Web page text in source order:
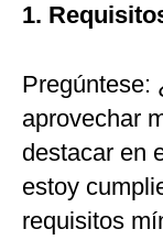
1.
Pregúntese:
aprovechar
destacar en
estoy
requisitos